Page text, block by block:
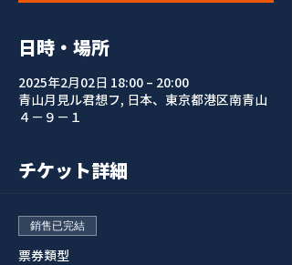
日時・場所
2025年2月02日 18:00 – 20:00
青山月見ル君想フ, 日本、東京都港区南青山
４−９−１
チケット詳細
銷售已完結
票券類型